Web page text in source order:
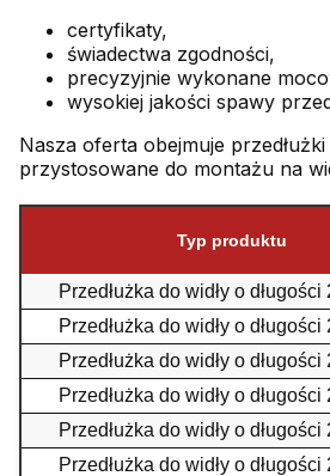
certyfikaty,
świadectwa zgodności,
precyzyjnie wykonane
wysokiej jakości spawy
Nasza oferta obejmuje
przystosowane do montażu na
Typ produktu
Przedłużka do widły o długości
Przedłużka do widły o długości
Przedłużka do widły o długości
Przedłużka do widły o długości
Przedłużka do widły o długości
Przedłużka do widły o długości